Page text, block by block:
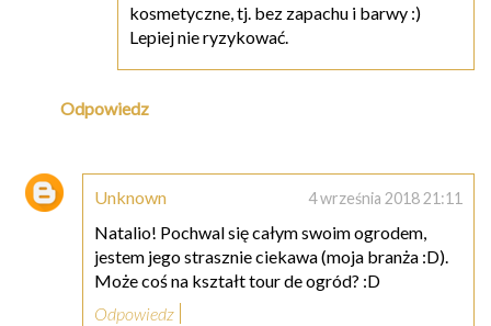
kosmetyczne, tj. bez zapachu i barwy :)
Lepiej nie ryzykować.
Odpowiedz
Unknown 4 września 2018 21:11
Natalio! Pochwal się całym swoim ogrodem,
jestem jego strasznie ciekawa (moja branża :D).
Może coś na kształt tour de ogród? :D
Odpowiedz